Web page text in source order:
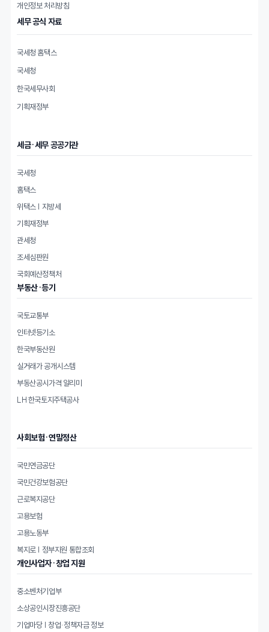
개인정보 처리방침
세무 공식 자료
국세청 홈택스
국세청
한국세무사회
기획재정부
세금·세무 공공기관
국세청
홈택스
위택스 | 지방세
기획재정부
관세청
조세심판원
국회예산정책처
부동산·등기
국토교통부
인터넷등기소
한국부동산원
실거래가 공개시스템
부동산공시가격 알리미
LH 한국토지주택공사
사회보험·연말정산
국민연금공단
국민건강보험공단
근로복지공단
고용보험
고용노동부
복지로 | 정부지원 통합조회
개인사업자·창업 지원
중소벤처기업부
소상공인시장진흥공단
기업마당 | 창업·정책자금 정보